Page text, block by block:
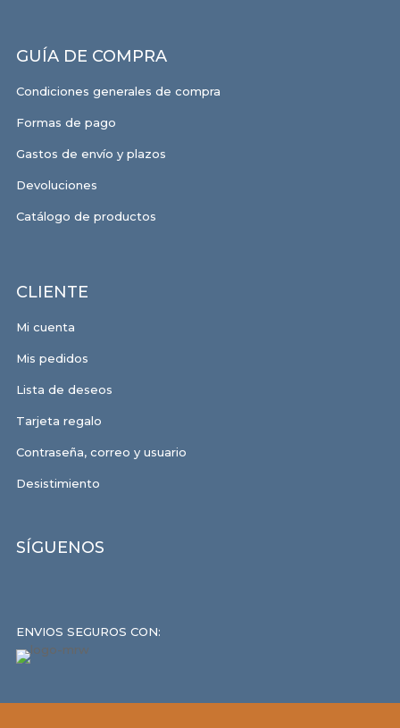
GUÍA DE COMPRA
Condiciones generales de compra
Formas de pago
Gastos de envío y plazos
Devoluciones
Catálogo de productos
CLIENTE
Mi cuenta
Mis pedidos
Lista de deseos
Tarjeta regalo
Contraseña, correo y usuario
Desistimiento
SÍGUENOS
ENVIOS SEGUROS CON: